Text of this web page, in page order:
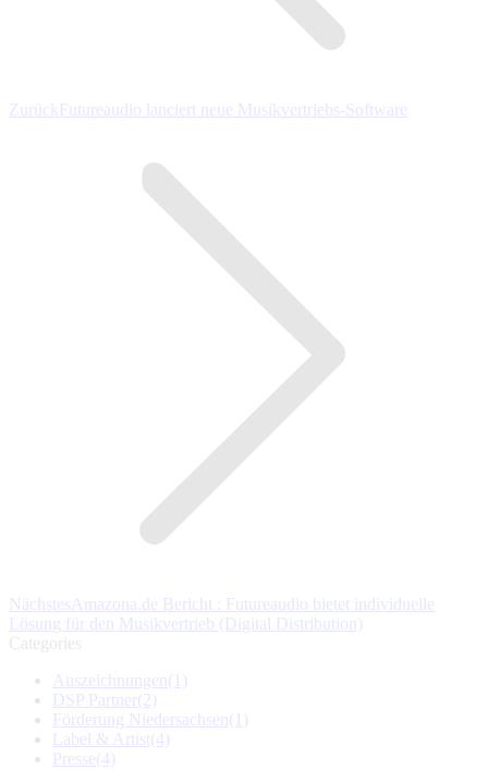
ZurückVorheriger
Futureaudio lanciert neue Musikvertriebs-Software
Nächstes Nächster
Beitrag:
Amazona.de Bericht : Futureaudio bietet individuelle
Lösung für den Musikvertrieb (Digital Distribution)
Categories
Auszeichnungen(1)
DSP Partner (2)
Förderung Niedersachsen(1)
Label & Artist(4)
Presse(4)